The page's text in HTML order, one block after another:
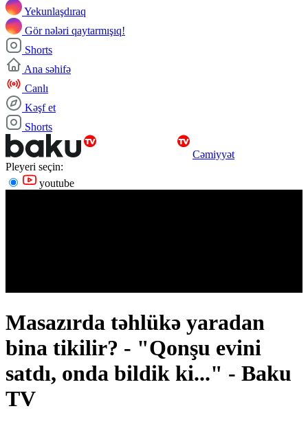
Yekunlaşdıraq
Gör nələri qaytarmışıq!
Shorts
Ana səhifə
Canlı
Kəşf et
Shorts
Cəmiyyət
Pleyeri seçin:
youtube
Masazırda təhlükə yaradan
bina tikilir? - "Qonşu evini
satdı, onda bildik ki..." - Baku
TV